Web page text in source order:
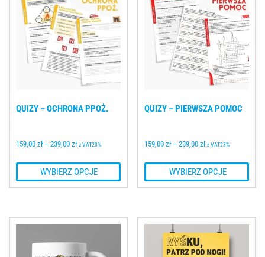
QUIZY – OCHRONA PPOŻ.
159,00 zł – 239,00 zł z VAT23%
WYBIERZ OPCJE
QUIZY – PIERWSZA POMOC
159,00 zł – 239,00 zł z VAT23%
WYBIERZ OPCJE